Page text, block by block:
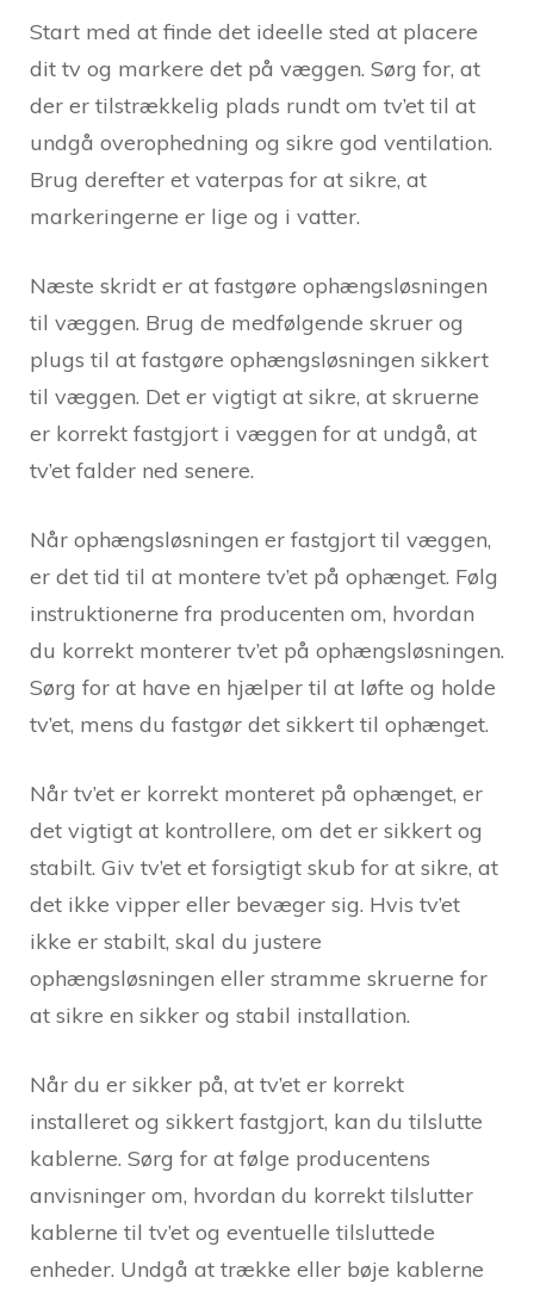
Start med at finde det ideelle sted at placere
dit tv og markere det på væggen. Sørg for, at
der er tilstrækkelig plads rundt om tv’et til at
undgå overophedning og sikre god ventilation.
Brug derefter et vaterpas for at sikre, at
markeringerne er lige og i vatter.
Næste skridt er at fastgøre ophængsløsningen
til væggen. Brug de medfølgende skruer og
plugs til at fastgøre ophængsløsningen sikkert
til væggen. Det er vigtigt at sikre, at skruerne
er korrekt fastgjort i væggen for at undgå, at
tv’et falder ned senere.
Når ophængsløsningen er fastgjort til væggen,
er det tid til at montere tv’et på ophænget. Følg
instruktionerne fra producenten om, hvordan
du korrekt monterer tv’et på ophængsløsningen.
Sørg for at have en hjælper til at løfte og holde
tv’et, mens du fastgør det sikkert til ophænget.
Når tv’et er korrekt monteret på ophænget, er
det vigtigt at kontrollere, om det er sikkert og
stabilt. Giv tv’et et forsigtigt skub for at sikre, at
det ikke vipper eller bevæger sig. Hvis tv’et
ikke er stabilt, skal du justere
ophængsløsningen eller stramme skruerne for
at sikre en sikker og stabil installation.
Når du er sikker på, at tv’et er korrekt
installeret og sikkert fastgjort, kan du tilslutte
kablerne. Sørg for at følge producentens
anvisninger om, hvordan du korrekt tilslutter
kablerne til tv’et og eventuelle tilsluttede
enheder. Undgå at trække eller bøje kablerne